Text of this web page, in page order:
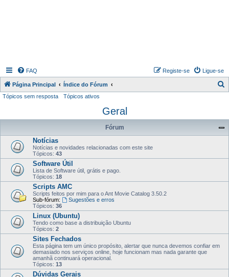
FAQ Ligue-se
Registe-se
Página Principal Índice do Fórum
q
s
r
Tópicos sem resposta Tópicos ativos
Geral
Fórum
Notícias
Notícias e novidades relacionadas com este site
Tópicos: 43
Software Útil
Lista de Software útil, grátis e pago.
Tópicos: 18
Scripts AMC
Scripts feitos por mim para o Ant Movie Catalog 3.50.2
Sub-fórum:
Sugestões e erros
Tópicos: 36
Linux (Ubuntu)
Tendo como base a distribuição Ubuntu
Tópicos: 2
Sites Fechados
Esta página tem um único propósito, alertar que nunca devemos confiar em
demasiado nos serviços online, hoje funcionam mas nada garante que
amanhã continuará operacional.
Tópicos: 13
Dúvidas Gerais